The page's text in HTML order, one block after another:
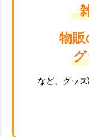
物
グ
など、グッ